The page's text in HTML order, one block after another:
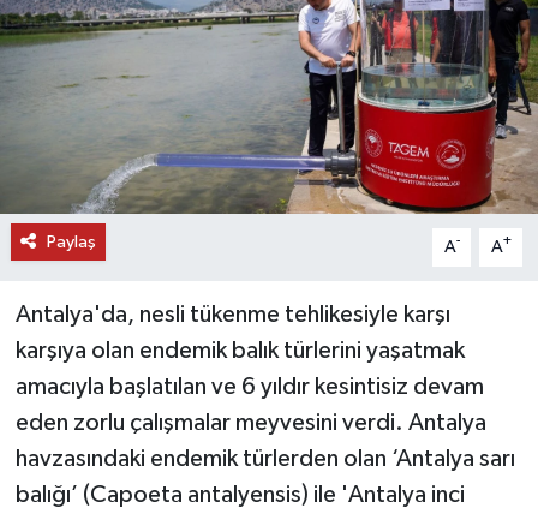
Paylaş A- A+
Antalya'da, nesli tükenme tehlikesiyle karşı
karşıya olan endemik balık türlerini yaşatmak
amacıyla başlatılan ve 6 yıldır kesintisiz devam
eden zorlu çalışmalar meyvesini verdi. Antalya
havzasındaki endemik türlerden olan ‘Antalya sarı
balığı’ (Capoeta antalyensis) ile 'Antalya inci
TURİZM
RÖPORTAJ
VİDEO HABERLER
YAZARLAR